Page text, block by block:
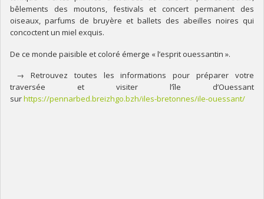
bêlements des moutons, festivals et concert permanent des
oiseaux, parfums de bruyère et ballets des abeilles noires qui
concoctent un miel exquis.
De ce monde paisible et coloré émerge « l’esprit ouessantin ».
→ Retrouvez toutes les informations pour préparer votre
traversée et visiter l’île d’Ouessant
surhttps://pennarbed.breizhgo.bzh/iles-bretonnes/ile-ouessant/